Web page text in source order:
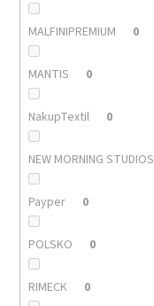
MALFINIPREMIUM 0
MANTIS 0
NakupTextil 0
NEW MORNING STUDIOS
Payper 0
POLSKO 0
RIMECK 0